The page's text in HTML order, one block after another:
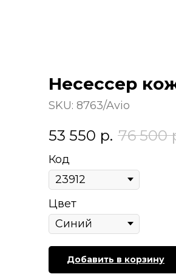
Несессер
SKU: 8763/Avio
53 550 р. 76 500
Код
Цвет
Добавить в корзину